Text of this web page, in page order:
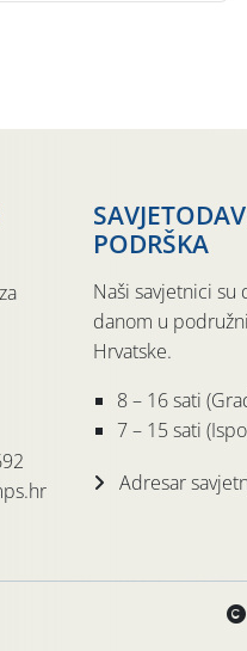
PODRŠKA
Naši savjetnici
danom u
Hrvatske.
8 – 16 sati
7 – 15 sati
Adresar